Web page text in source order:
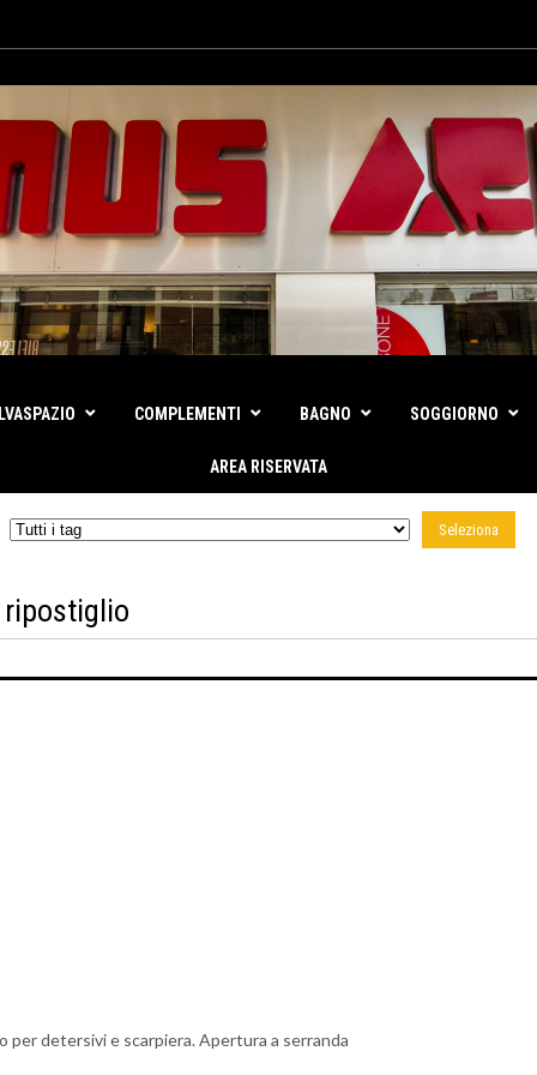
COMPLEMENTI BAGNO SOGGIORNO
AREA RISERVATA
ripostiglio
per detersivi e scarpiera. Apertura a serranda